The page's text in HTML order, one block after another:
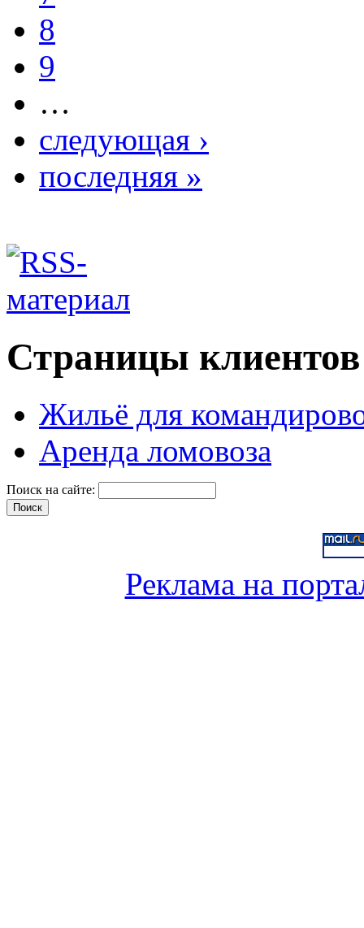
8
9
…
следующая ›
последняя »
Страницы клиентов
Жильё для
Аренда ломовоза
Поиск на сайте:
Реклама на